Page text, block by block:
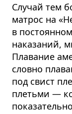
Случай тем
матрос на
в
наказаний,
Плавание
словно
под свист
плетьми —